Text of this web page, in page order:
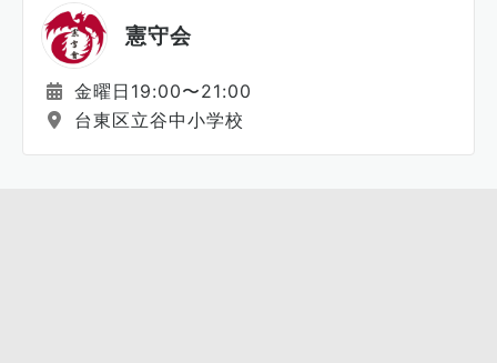
憲守会
金曜日19:00〜21:00
台東区立谷中小学校